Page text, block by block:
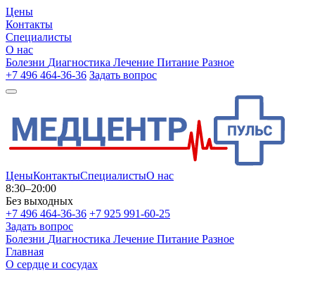
Цены
Контакты
Специалисты
О нас
Болезни Диагностика Лечение Питание Разное
+7 496 464-36-36 Задать вопрос
ЦеныКонтактыСпециалистыО нас
8:30–20:00
Без выходных
+7 496 464-36-36 +7 925 991-60-25
Задать вопрос
Болезни Диагностика Лечение Питание Разное
Главная
О сердце и сосудах